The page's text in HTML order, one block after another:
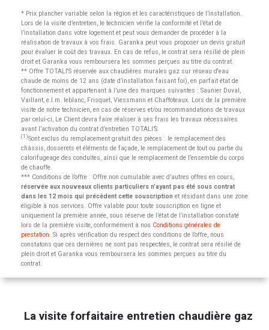
* Prix plancher variable selon la région et les caractéristiques de l’installation.
Lors de la visite d’entretien, le technicien vérifie la conformité et l’état de
l’installation dans votre logement et peut vous demander de procéder à la
réalisation de travaux à vos frais. Garanka peut vous proposer un devis gratuit
pour évaluer le coût des travaux. En cas de refus, le contrat sera résilié de plein
droit et Garanka vous remboursera les sommes perçues au titre du contrat.
** Offre TOTALI'S réservée aux chaudières murales gaz sur réseau d'eau
chaude de moins de 12 ans (date d’installation faisant foi), en parfait état de
fonctionnement et appartenant à l’une des marques suivantes : Saunier Duval,
Vaillant, e.l.m. leblanc, Frisquet, Viessmann et Chaffoteaux. Lors de la première
visite de notre technicien, en cas de réserves et/ou recommandations de travaux
par celui-ci, Le Client devra faire réaliser à ses frais les travaux nécessaires
avant l’activation du contrat d’entretien TOTALI’S.
(1)Sont exclus du remplacement gratuit des pièces : le remplacement des
châssis, dosserets et éléments de façade, le remplacement de tout ou partie du
calorifugeage des conduites, ainsi que le remplacement de l’ensemble du corps
de chauffe.
*** Conditions de l’offre : Offre non cumulable avec d’autres offres en cours,
réservée aux nouveaux clients particuliers n’ayant pas été sous contrat
dans les 12 mois qui précèdent cette souscription et résidant dans une zone
éligible à nos services. Offre valable pour toute souscription en ligne et
uniquement la première année, sous réserve de l’état de l’installation constaté
lors de la première visite, conformément à nos Conditions générales de
prestation. Si après vérification du respect des conditions de l’offre, nous
constatons que ces dernières ne sont pas respectées, le contrat sera résilié de
plein droit et Garanka vous remboursera les sommes perçues au titre du
contrat.
La visite forfaitaire entretien chaudière gaz